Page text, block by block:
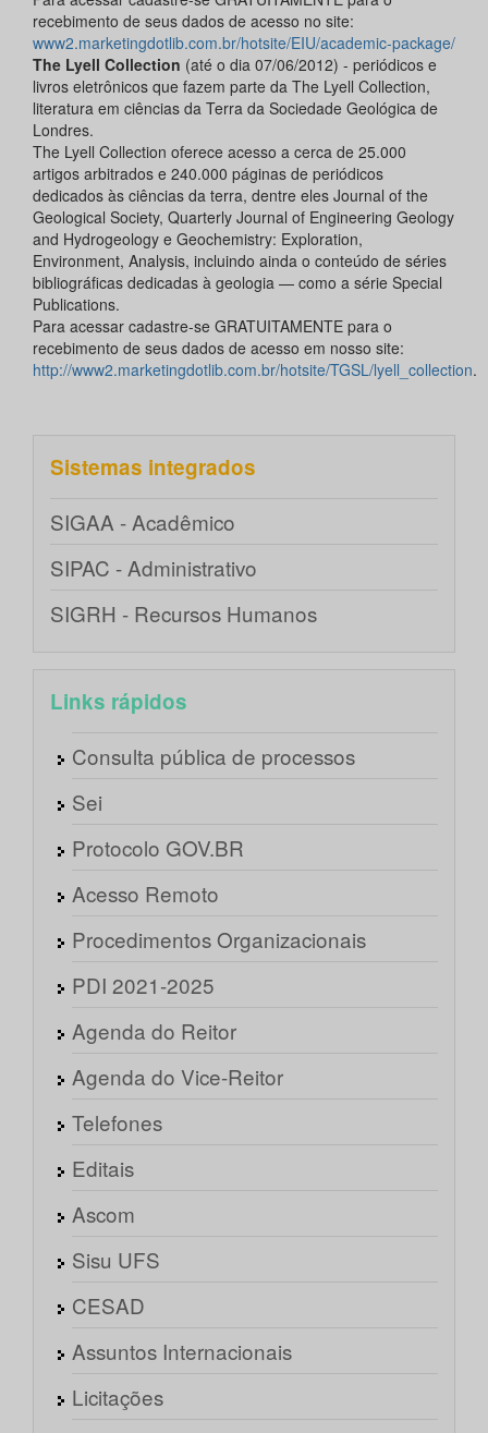
recebimento de seus dados de acesso no site:
www2.marketingdotlib.com.br/hotsite/EIU/academic-package/
The Lyell Collection (até o dia 07/06/2012) - periódicos e
livros eletrônicos que fazem parte da The Lyell Collection,
literatura em ciências da Terra da Sociedade Geológica de
Londres.
The Lyell Collection oferece acesso a cerca de 25.000
artigos arbitrados e 240.000 páginas de periódicos
dedicados às ciências da terra, dentre eles Journal of the
Geological Society, Quarterly Journal of Engineering Geology
and Hydrogeology e Geochemistry: Exploration,
Environment, Analysis, incluindo ainda o conteúdo de séries
bibliográficas dedicadas à geologia — como a série Special
Publications.
Para acessar cadastre-se GRATUITAMENTE para o
recebimento de seus dados de acesso em nosso site:
http://www2.marketingdotlib.com.br/hotsite/TGSL/lyell_collection.
Sistemas integrados
SIGAA - Acadêmico
SIPAC - Administrativo
SIGRH - Recursos Humanos
Links rápidos
Consulta pública de processos
Sei
Protocolo GOV.BR
Acesso Remoto
Procedimentos Organizacionais
PDI 2021-2025
Agenda do Reitor
Agenda do Vice-Reitor
Telefones
Editais
Ascom
Sisu UFS
CESAD
Assuntos Internacionais
Licitações